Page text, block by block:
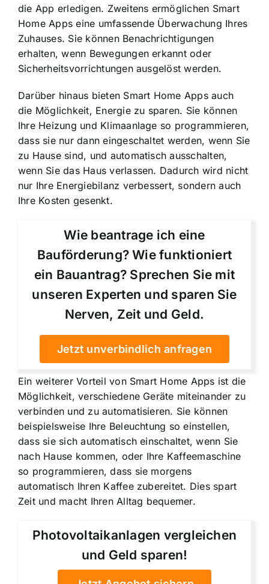
die App erledigen. Zweitens ermöglichen Smart
Home Apps eine umfassende Überwachung Ihres
Zuhauses. Sie können Benachrichtigungen
erhalten, wenn Bewegungen erkannt oder
Sicherheitsvorrichtungen ausgelöst werden.
Darüber hinaus bieten Smart Home Apps auch
die Möglichkeit, Energie zu sparen. Sie können
Ihre Heizung und Klimaanlage so programmieren,
dass sie nur dann eingeschaltet werden, wenn Sie
zu Hause sind, und automatisch ausschalten,
wenn Sie das Haus verlassen. Dadurch wird nicht
nur Ihre Energiebilanz verbessert, sondern auch
Ihre Kosten gesenkt.
Wie beantrage ich eine
Bauförderung? Wie funktioniert
ein Bauantrag? Sprechen Sie mit
unseren Experten und sparen Sie
Nerven, Zeit und Geld.
Jetzt unverbindlich anfragen
Ein weiterer Vorteil von Smart Home Apps ist die
Möglichkeit, verschiedene Geräte miteinander zu
verbinden und zu automatisieren. Sie können
beispielsweise Ihre Beleuchtung so einstellen,
dass sie sich automatisch einschaltet, wenn Sie
nach Hause kommen, oder Ihre Kaffeemaschine
so programmieren, dass sie morgens
automatisch Ihren Kaffee zubereitet. Dies spart
Zeit und macht Ihren Alltag bequemer.
Photovoltaikanlagen vergleichen
und Geld sparen!